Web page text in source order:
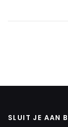
SLUIT JE AAN